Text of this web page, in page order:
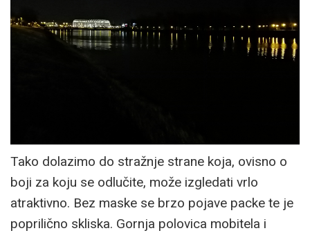
Tako dolazimo do stražnje strane koja, ovisno o
boji za koju se odlučite, može izgledati vrlo
atraktivno. Bez maske se brzo pojave packe te je
poprilično skliska. Gornja polovica mobitela i